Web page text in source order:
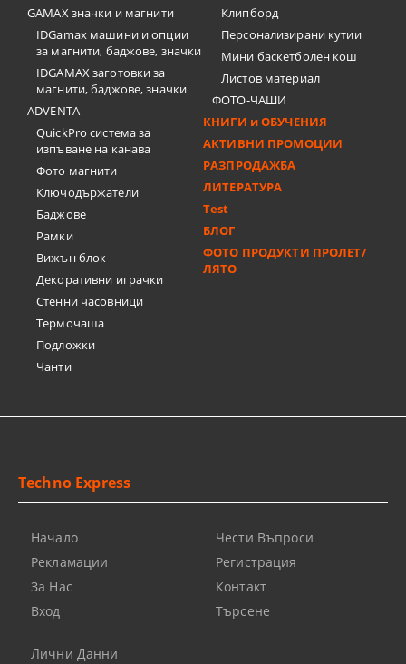
GAMAX значки и магнити
IDGamax машини и опции
за магнити, баджове, значки
IDGAMAX заготовки за
магнити, баджове, значки
ADVENTA
QuickPro система за
изпъване на канава
Фото магнити
Ключодържатели
Баджове
Рамки
Вижън блок
Декоративни играчки
Стенни часовници
Термочашa
Подложки
Чанти
Клипборд
Персонализирани кутии
Мини баскетболен кош
Листов материал
ФОТО-ЧАШИ
КНИГИ и ОБУЧЕНИЯ
АКТИВНИ ПРОМОЦИИ
РАЗПРОДАЖБА
ЛИТЕРАТУРА
Test
БЛОГ
ФОТО ПРОДУКТИ ПРОЛЕТ/
ЛЯТО
Techno Express
Начало
Рекламации
За Нас
Вход
Чести Въпроси
Регистрация
Контакт
Търсене
Лични Данни